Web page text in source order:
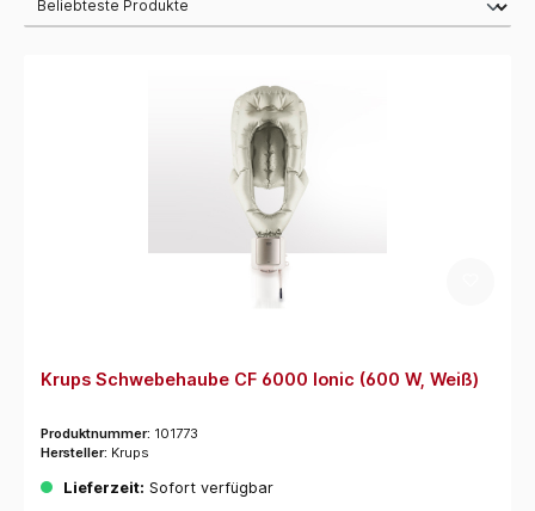
Krups Schwebehaube CF 6000 Ionic (600 W, Weiß)
Produktnummer: 101773
Hersteller: Krups
Lieferzeit: Sofort verfügbar